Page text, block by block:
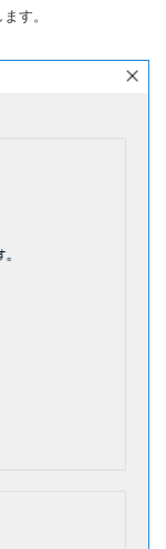
す。